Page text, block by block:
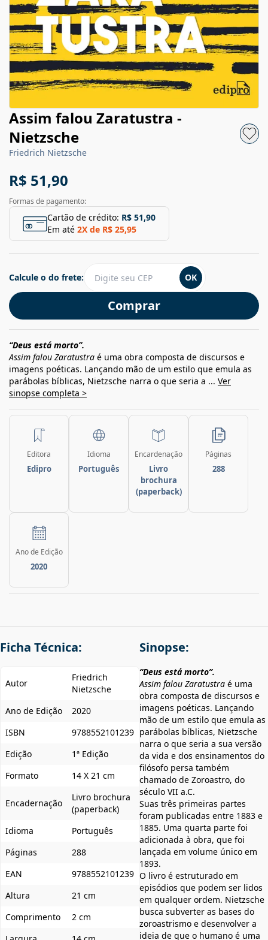
Assim falou Zaratustra -
Nietzsche
Friedrich Nietzsche
R$ 51,90
Formas de pagamento:
Cartão de crédito: R$ 51,90
Em até 2X de R$ 25,95
Comprar
Calcule o do frete: OK
“Deus está morto”.
Assim falou Zaratustra é uma obra composta de discursos e
imagens poéticas. Lançando mão de um estilo que emula as
parábolas bíblicas, Nietzsche narra o que seria a ... Ver
sinopse completa >
Editora
Edipro
Idioma
Português
Encardenação
Livro
brochura
(paperback)
Páginas
288
Ano de Edição
2020
Ficha Técnica:
Autor
Friedrich
Nietzsche
Ano de Edição
2020
ISBN
9788552101239
Edição
1ª Edição
Formato
14 X 21 cm
Encadernação
Livro brochura
(paperback)
Idioma
Português
Páginas
288
EAN
9788552101239
Altura
21 cm
Comprimento
2 cm
Sinopse:
“Deus está morto”.
Assim falou Zaratustra é uma
obra composta de discursos e
imagens poéticas. Lançando
mão de um estilo que emula as
parábolas bíblicas, Nietzsche
narra o que seria a sua versão
da vida e dos ensinamentos do
filósofo persa também
chamado de Zoroastro, do
século VII a.C.
Suas três primeiras partes
foram publicadas entre 1883 e
1885. Uma quarta parte foi
adicionada à obra, que foi
lançada em volume único em
1893.
O livro é estruturado em
episódios que podem ser lidos
em qualquer ordem. Nietzsche
busca subverter as bases do
zoroastrismo e desenvolver a
ideia de que o humano é uma